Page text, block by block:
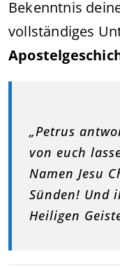
Bekenntnis
vollständiges
„Petrus
von euch
Namen Jesu
Sünden! Und
Heiligen